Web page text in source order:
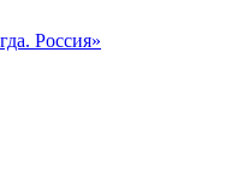
Россия»